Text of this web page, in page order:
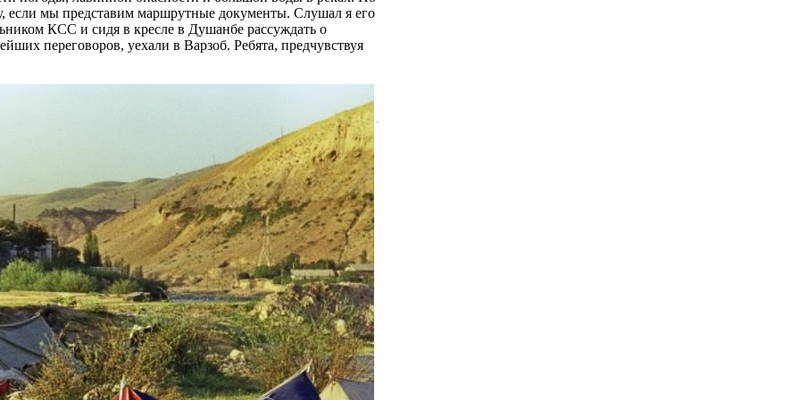
если мы представим маршрутные документы. Слушал я его
КСС и сидя в кресле в Душанбе рассуждать о
переговоров, уехали в Варзоб. Ребята, предчувствуя
.